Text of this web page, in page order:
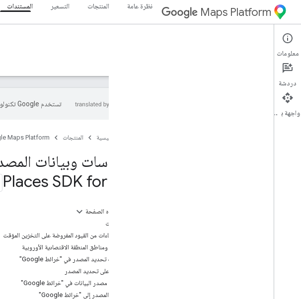
Maps Platform نظرة عامة المنتجات التسعير المستندات
iOS
الأدلة
تستخدم Google تكنولوجيا الذكاء الاصطناعي لترجمة المحتوى إلى لغتك المفضّلة، وقد تتضمّن بعض الأخطاء.
الصفحة الرئيسية المنتجات Maps Platform
السياسات وبيانات
Places SDK for i
على هذه الصفحة
السياسات
استثناءات من القيود المفروضة على التخزين المؤقت
بلدان ومناطق المنطقة الاقتصادية الأوروبية
متطلبات تحديد المصدر في "خرائط Google"
مثال على تحديد المصدر
عرض مصدر البيانات في "خرائط Google"
إحالة المصدر إلى "خرائط Google"
معلومات
دردشة
واجهة برمجة التطبيقات